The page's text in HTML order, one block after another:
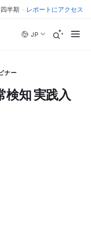
半期 • The Forrester
レポートにアクセス
JP
ナー
検知 実践入